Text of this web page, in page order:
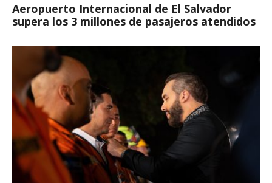
Aeropuerto Internacional de El Salvador
supera los 3 millones de pasajeros atendidos